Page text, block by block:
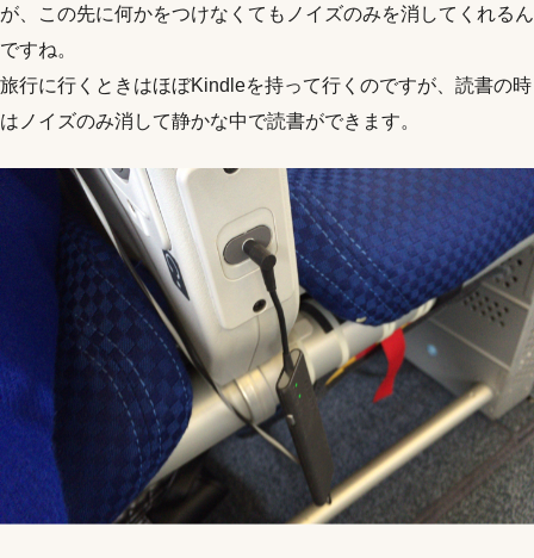
が、この先に何かをつけなくてもノイズのみを消してくれるん
ですね。
旅行に行くときはほぼKindleを持って行くのですが、読書の時
はノイズのみ消して静かな中で読書ができます。